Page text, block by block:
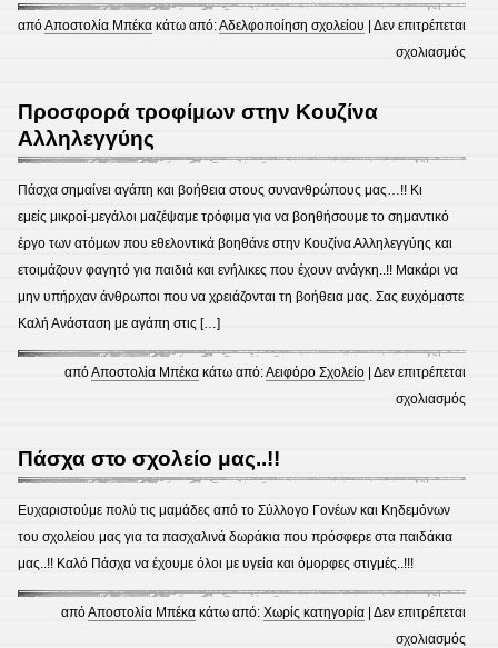
απόΑποστολία Μπέκα κάτω από:Αδελφοποίηση σχολείου |Δεν επιτρέπεται
σχολιασμός
Προσφορά τροφίμων στην Κουζίνα
Αλληλεγγύης
Πάσχα σημαίνει αγάπη και βοήθεια στους συνανθρώπους μας…!! Κι
εμείς μικροί-μεγάλοι μαζέψαμε τρόφιμα για να βοηθήσουμε το σημαντικό
έργο των ατόμων που εθελοντικά βοηθάνε στην Κουζίνα Αλληλεγγύης και
ετοιμάζουν φαγητό για παιδιά και ενήλικες που έχουν ανάγκη..!! Μακάρι να
μην υπήρχαν άνθρωποι που να χρειάζονται τη βοήθεια μας. Σας ευχόμαστε
Καλή Ανάσταση με αγάπη στις […]
απόΑποστολία Μπέκα κάτω από:Αειφόρο Σχολείο |Δεν επιτρέπεται
σχολιασμός
στην
Πάσχα στο σχολείο μας..!!
Ευχαριστούμε πολύ τις μαμάδες από το Σύλλογο Γονέων και Κηδεμόνων
του σχολείου μας για τα πασχαλινά δωράκια που πρόσφερε στα παιδάκια
μας..!! Καλό Πάσχα να έχουμε όλοι με υγεία και όμορφες στιγμές..!!!
απόΑποστολία Μπέκα κάτω από:Χωρίς κατηγορία |Δεν επιτρέπεται
σχολιασμός